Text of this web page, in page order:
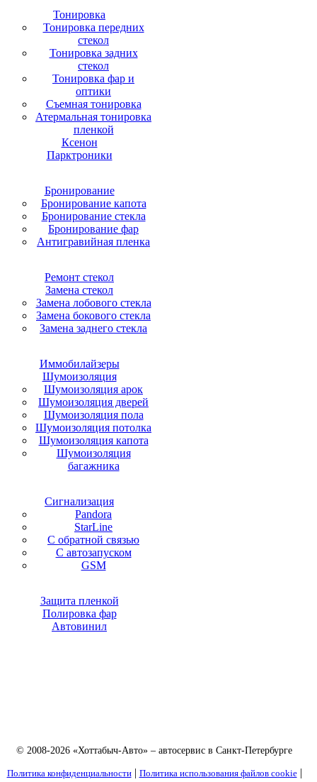
Тонировка
Тонировка передних
стекол
Тонировка задних
стекол
Тонировка фар и
оптики
Съемная тонировка
Атермальная тонировка
пленкой
Ксенон
Парктроники
Бронирование
Бронирование капота
Бронирование стекла
Бронирование фар
Антигравийная пленка
Ремонт стекол
Замена стекол
Замена лобового стекла
Замена бокового стекла
Замена заднего стекла
Иммобилайзеры
Шумоизоляция
Шумоизоляция арок
Шумоизоляция дверей
Шумоизоляция пола
Шумоизоляция потолка
Шумоизоляция капота
Шумоизоляция
багажника
Сигнализация
Pandora
StarLine
С обратной связью
С автозапуском
GSM
Защита пленкой
Полировка фар
Автовинил
© 2008-2026 «Хоттабыч-Авто» – автосервис в Санкт-Петербурге
Политика конфиденциальности| Политика использования файлов cookie|